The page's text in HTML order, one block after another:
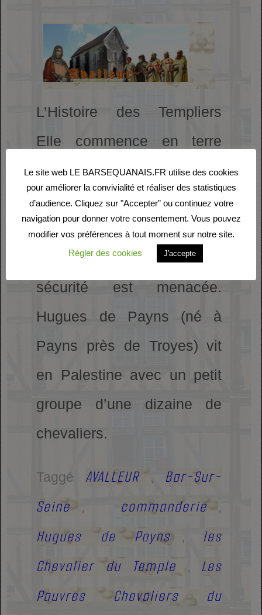
L’Histoire des Templiers
Elle commence en terre
sainte après la prise de
Jérusalem par les croisés.
Venant l’occident le flot de
pèlerins afflue, mais leur
sécurité est menacée.
Hugues de Payns (né à
Payns près de Troyes) vit
en Palestine avec un petit
groupe d’une dizaine de
chevaliers.
Taggé AVALLEUR , Bar-Sur-
Seine
, commanderie ,
Hugues de Payns , les
Chevalier du Temple
, Les
Pauvres Chevaliers du
Le site web LE BARSEQUANAIS.FR utilise des cookies
pour améliorer la convivialité et réaliser des statistiques
d’audience. Cliquez sur "Accepter” ou continuez votre
navigation pour donner votre consentement. Vous pouvez
modifier vos préférences à tout moment sur notre site.
Régler des cookies
J'accepte